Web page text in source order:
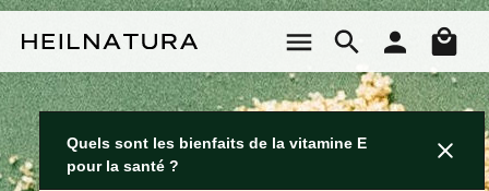
Quels sont les bienfaits de la vitamine E
pour la santé ?